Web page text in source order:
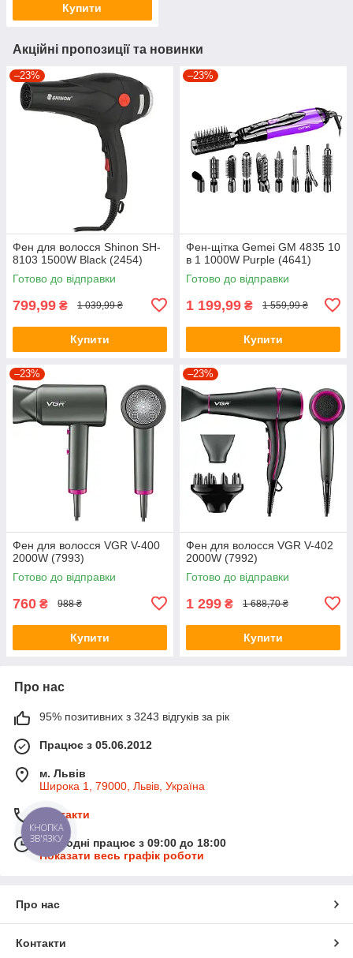
Купити
Акційні пропозиції та новинки
–23%
Фен для волосся Shinon SH-
8103 1500W Black (2454)
Готово до відправки
799,99 ₴ 1 039,99 ₴
Купити
–23%
Фен-щітка Gemei GM 4835 10
в 1 1000W Purple (4641)
Готово до відправки
1 199,99 ₴ 1 559,99 ₴
Купити
–23%
Фен для волосся VGR V-400
2000W (7993)
Готово до відправки
760 ₴ 988 ₴
Купити
–23%
Фен для волосся VGR V-402
2000W (7992)
Готово до відправки
1 299 ₴ 1 688,70 ₴
Купити
Про нас
95% позитивних з 3243 відгуків за рік
Працює з 05.06.2012
м. Львів
Широка 1, 79000, Львів, Україна
Контакти
Сьогодні працює з 09:00 до 18:00
Показати весь графік роботи
Про нас
Контакти
КНОПКА
ЗВ'ЯЗКУ